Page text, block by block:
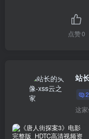
点赞0
站
2
这